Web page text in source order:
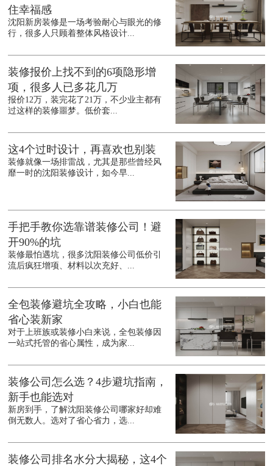
住幸福感
沈阳新房装修是一场考验耐心与眼光的修
行，很多人只顾着整体风格设计...
装修报价上找不到的6项隐形增
项，很多人已多花几万
报价12万，装完花了21万，不少业主都有
过这样的装修噩梦。低价套...
这4个过时设计，再喜欢也别装
装修就像一场排雷战，尤其是那些曾经风
靡一时的沈阳装修设计，如今早...
手把手教你选靠谱装修公司！避
开90%的坑
装修最怕遇坑，很多沈阳装修公司低价引
流后疯狂增项、材料以次充好、...
全包装修避坑全攻略，小白也能
省心装新家
对于上班族或装修小白来说，全包装修因
一站式托管的省心属性，成为家...
装修公司怎么选？4步避坑指南，
新手也能选对
新房到手，了解沈阳装修公司哪家好却难
倒无数人。选对了省心省力，选...
装修公司排名水分大揭秘，这4个